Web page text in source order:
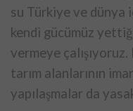
su Türkiye ve dünya
kendi gücümüz
vermeye
tarım alanlarının
yapılaşmalar da